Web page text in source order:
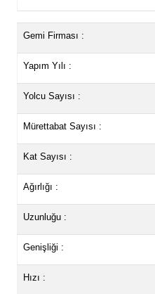
Gemi Firması :
Yapım Yılı :
Yolcu Sayısı :
Mürettabat Sayısı :
Kat Sayısı :
Ağırlığı :
Uzunluğu :
Genişliği :
Hızı :